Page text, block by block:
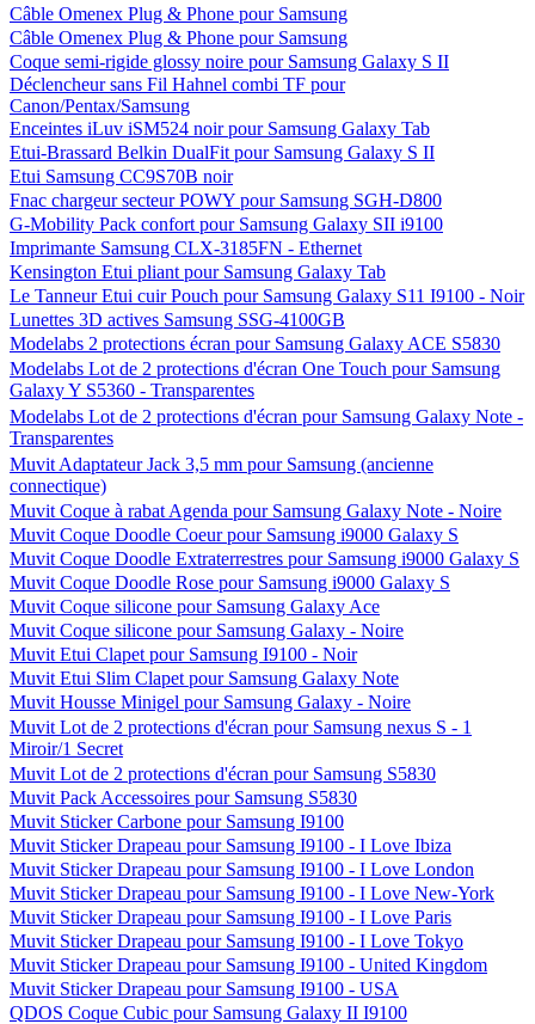
Câble Omenex Plug & Phone pour Samsung
Câble Omenex Plug & Phone pour Samsung
Coque semi-rigide glossy noire pour Samsung Galaxy S II
Déclencheur sans Fil Hahnel combi TF pour
Canon/Pentax/Samsung
Enceintes iLuv iSM524 noir pour Samsung Galaxy Tab
Etui-Brassard Belkin DualFit pour Samsung Galaxy S II
Etui Samsung CC9S70B noir
Fnac chargeur secteur POWY pour Samsung SGH-D800
G-Mobility Pack confort pour Samsung Galaxy SII i9100
Imprimante Samsung CLX-3185FN - Ethernet
Kensington Etui pliant pour Samsung Galaxy Tab
Le Tanneur Etui cuir Pouch pour Samsung Galaxy S11 I9100 - Noir
Lunettes 3D actives Samsung SSG-4100GB
Modelabs 2 protections écran pour Samsung Galaxy ACE S5830
Modelabs Lot de 2 protections d'écran One Touch pour Samsung
Galaxy Y S5360 - Transparentes
Modelabs Lot de 2 protections d'écran pour Samsung Galaxy Note -
Transparentes
Muvit Adaptateur Jack 3,5 mm pour Samsung (ancienne
connectique)
Muvit Coque à rabat Agenda pour Samsung Galaxy Note - Noire
Muvit Coque Doodle Coeur pour Samsung i9000 Galaxy S
Muvit Coque Doodle Extraterrestres pour Samsung i9000 Galaxy S
Muvit Coque Doodle Rose pour Samsung i9000 Galaxy S
Muvit Coque silicone pour Samsung Galaxy Ace
Muvit Coque silicone pour Samsung Galaxy - Noire
Muvit Etui Clapet pour Samsung I9100 - Noir
Muvit Etui Slim Clapet pour Samsung Galaxy Note
Muvit Housse Minigel pour Samsung Galaxy - Noire
Muvit Lot de 2 protections d'écran pour Samsung nexus S - 1
Miroir/1 Secret
Muvit Lot de 2 protections d'écran pour Samsung S5830
Muvit Pack Accessoires pour Samsung S5830
Muvit Sticker Carbone pour Samsung I9100
Muvit Sticker Drapeau pour Samsung I9100 - I Love Ibiza
Muvit Sticker Drapeau pour Samsung I9100 - I Love London
Muvit Sticker Drapeau pour Samsung I9100 - I Love New-York
Muvit Sticker Drapeau pour Samsung I9100 - I Love Paris
Muvit Sticker Drapeau pour Samsung I9100 - I Love Tokyo
Muvit Sticker Drapeau pour Samsung I9100 - United Kingdom
Muvit Sticker Drapeau pour Samsung I9100 - USA
QDOS Coque Cubic pour Samsung Galaxy II I9100